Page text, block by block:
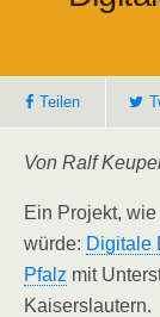
Teilen
Von Ralf
Ein Projekt,
würde: Digitale
Pfalz mit
Kaiserslautern.